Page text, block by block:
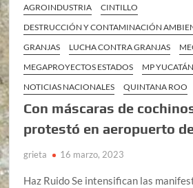
AGROINDUSTRIA
CINTILLO
DESTRUCCIÓN Y CONTAMINACIÓN
GRANJAS
LUCHA CONTRA GRANJAS
MEGAPROYECTOS ESTADOS
MP YUCATÁN
NOTICIAS NACIONALES
QUINTANA ROO
Con máscaras de
protestó en aeropuerto
grieta 16 marzo, 2023
Haz Ruido Se intensifican las